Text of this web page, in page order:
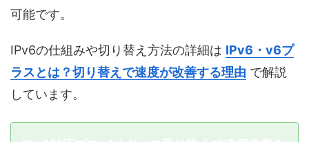
可能です。
IPv6の仕組みや切り替え方法の詳細は IPv6・v6プ
ラスとは？切り替えで速度が改善する理由 で解説
しています。